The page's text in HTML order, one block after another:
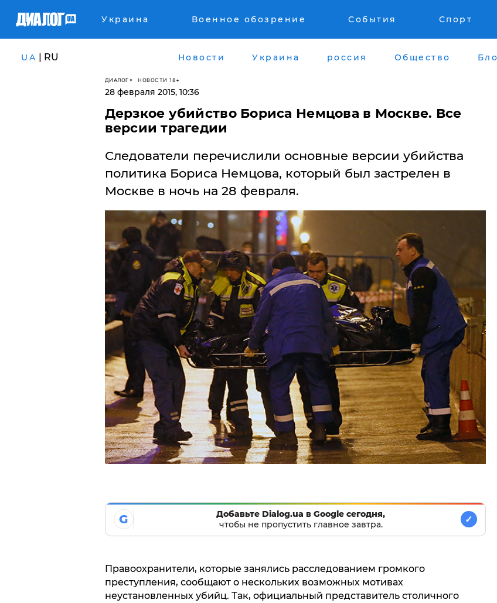
Украина Военное обозрение События Спорт
UA | RU Новости Украина россия Общество
ДИАЛОГ НОВОСТИ 18+
28 февраля 2015, 10:36
Дерзкое убийство Бориса Немцова в Москве. Все
версии трагедии
Следователи перечислили основные версии убийства
политика Бориса Немцова, который был застрелен в
Москве в ночь на 28 февраля.
G
Добавьте Dialog.ua в Google сегодня,
чтобы не пропустить главное завтра.
✓
Правоохранители, которые занялись расследованием громкого
преступления, сообщают о нескольких возможных мотивах
неустановленных убийц. Так, официальный представитель столичного